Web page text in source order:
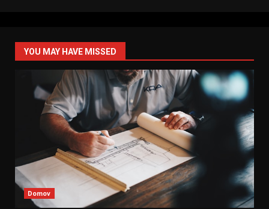
YOU MAY HAVE MISSED
Domov